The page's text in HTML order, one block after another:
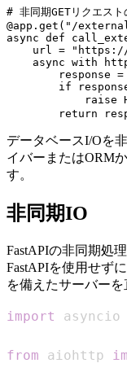
# 非同期GETリクエスト
@app.get("/
async def
url =
async with
response
if
raise
データベースI/Oを
イバーまたはORM
す。
非同期IO
FastAPIの非同期処
FastAPIを使用せず
を備えたサーバーを
import
from aiohttp